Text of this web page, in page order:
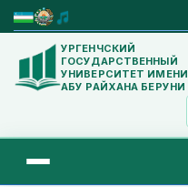
УРГЕНЧСКИЙ
ГОСУДАРСТВЕННЫЙ
УНИВЕРСИТЕТ ИМЕНИ
АБУ РАЙХАНА БЕРУНИ